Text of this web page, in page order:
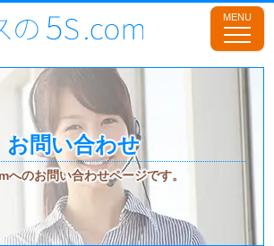
お問い合わせ
へのお問い合わせページです。